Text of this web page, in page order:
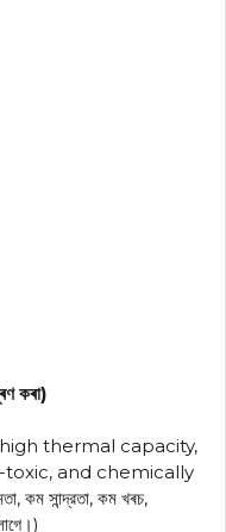
কৰা)
thermal capacity,
and chemically
কম সান্দ্রতা, কম খৰচ,